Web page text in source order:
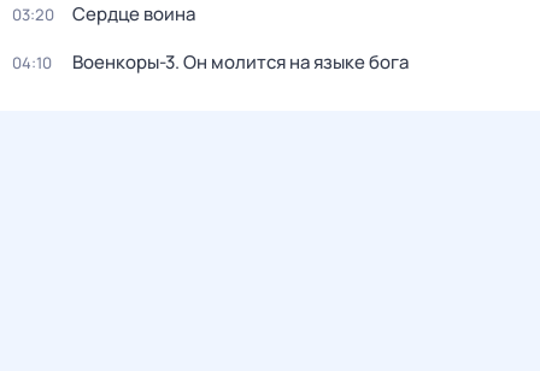
03:20 Сердце воина
04:10 Военкоры-3. Он молится на языке бога